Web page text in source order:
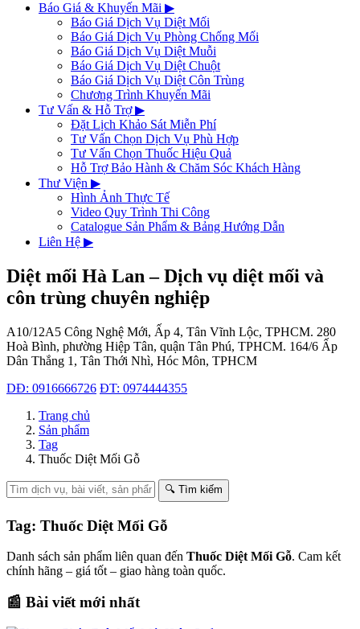
Báo Giá & Khuyến Mãi ▶
Báo Giá Dịch Vụ Diệt Mối
Báo Giá Dịch Vụ Phòng Chống Mối
Báo Giá Dịch Vụ Diệt Muỗi
Báo Giá Dịch Vụ Diệt Chuột
Báo Giá Dịch Vụ Diệt Côn Trùng
Chương Trình Khuyến Mãi
Tư Vấn & Hỗ Trợ▶
Đặt Lịch Khảo Sát Miễn Phí
Tư Vấn Chọn Dịch Vụ Phù Hợp
Tư Vấn Chọn Thuốc Hiệu Quả
Hỗ Trợ Bảo Hành & Chăm Sóc Khách Hàng
Thư Viện ▶
Hình Ảnh Thực Tế
Video Quy Trình Thi Công
Catalogue Sản Phẩm & Bảng Hướng Dẫn
Liên Hệ ▶
Diệt mối Hà Lan – Dịch vụ diệt mối và
côn trùng chuyên nghiệp
A10/12A5 Công Nghệ Mới, Ấp 4, Tân Vĩnh Lộc, TPHCM. 280
Hoà Bình, phường Hiệp Tân, quận Tân Phú, TPHCM. 164/6 Ấp
Dân Thắng 1, Tân Thới Nhì, Hóc Môn, TPHCM
DĐ: 0916666726 ĐT: 0974444355
Trang chủ
Sản phẩm
Tag
Thuốc Diệt Mối Gỗ
🔍 Tìm kiếm
Tag: Thuốc Diệt Mối Gỗ
Danh sách sản phẩm liên quan đến Thuốc Diệt Mối Gỗ. Cam kết
chính hãng – giá tốt – giao hàng toàn quốc.
📰 Bài viết mới nhất